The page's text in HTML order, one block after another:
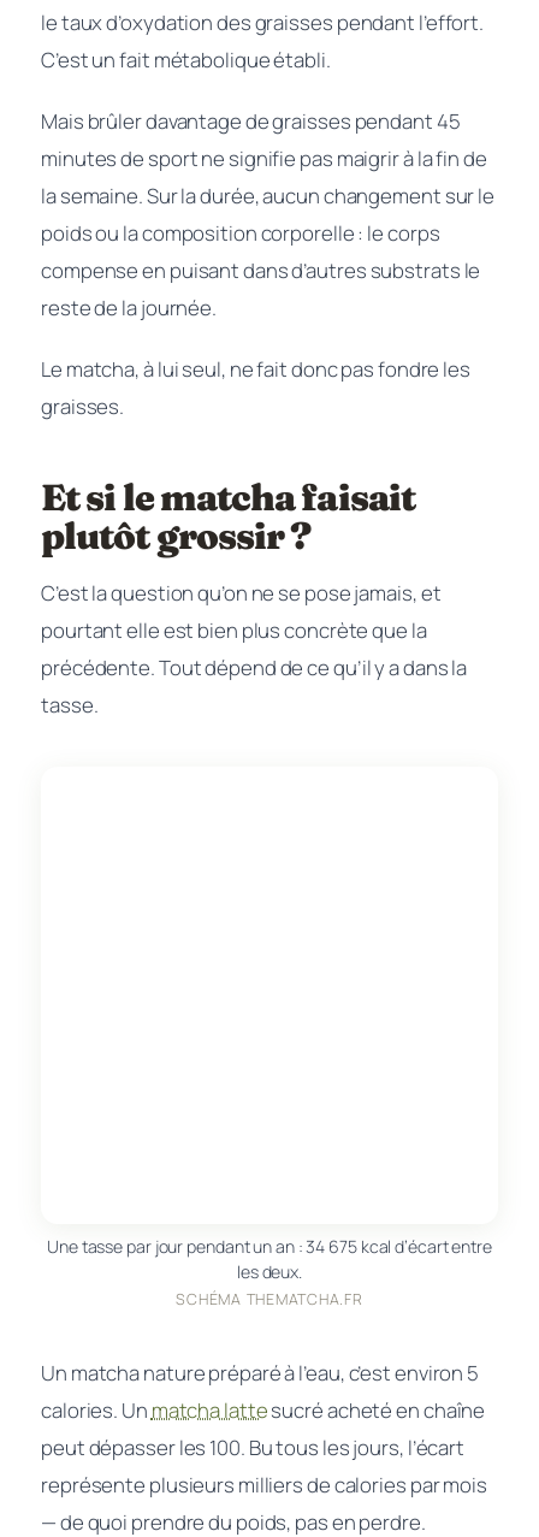
le taux d’oxydation des graisses pendant l’effort.
C’est un fait métabolique établi.
Mais brûler davantage de graisses pendant 45
minutes de sport ne signifie pas maigrir à la fin de
la semaine. Sur la durée, aucun changement sur le
poids ou la composition corporelle : le corps
compense en puisant dans d’autres substrats le
reste de la journée.
Le matcha, à lui seul, ne fait donc pas fondre les
graisses.
Et si le matcha faisait
plutôt grossir ?
C’est la question qu’on ne se pose jamais, et
pourtant elle est bien plus concrète que la
précédente. Tout dépend de ce qu’il y a dans la
tasse.
Une tasse par jour pendant un an : 34 675 kcal d’écart entre
les deux.
SCHÉMA THEMATCHA.FR
Un matcha nature préparé à l’eau, c’est environ 5
calories. Un matcha lattesucré acheté en chaîne
peut dépasser les 100. Bu tous les jours, l’écart
représente plusieurs milliers de calories par mois
— de quoi prendre du poids, pas en perdre.